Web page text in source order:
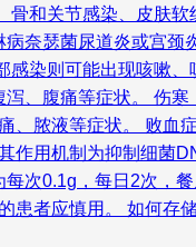
和关节感染、皮肤
奈瑟菌尿道炎或宫颈
染则可能出现咳嗽
、腹痛等症状。 伤
脓液等症状。 败血
用机制为抑制细菌
次0.1g，每日2次，
患者应慎用。 如何存